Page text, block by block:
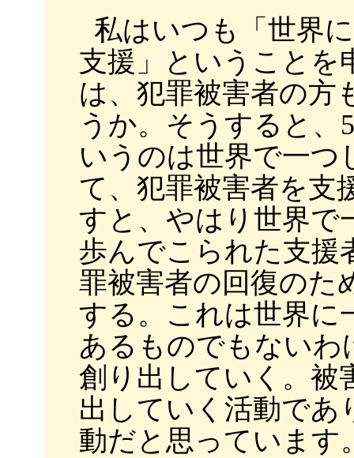
私はいつも「世界
支援」ということを
は、犯罪被害者の方
うか。そうすると、
いうのは世界で一
て、犯罪被害者を支
すと、やはり世界で
歩んでこられた支援
罪被害者の回復のた
する。これは世界に
あるものでもないわ
創り出していく。被
出していく活動であ
動だと思っています